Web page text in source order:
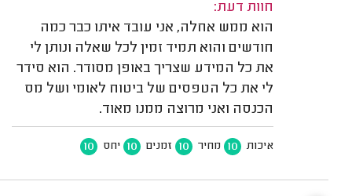
חוות דעת:
הוא ממש אחלה, אני עובד איתו כבר כמה
חודשים והוא תמיד זמין לכל שאלה ונותן לי
את כל המידע שצריך באופן מסודר. הוא סידר
לי את כל הטפסים של ביטוח לאומי ושל מס
הכנסה ואני מרוצה ממנו מאוד.
איכות 10 מחיר 10 זמנים 10 יחס 10